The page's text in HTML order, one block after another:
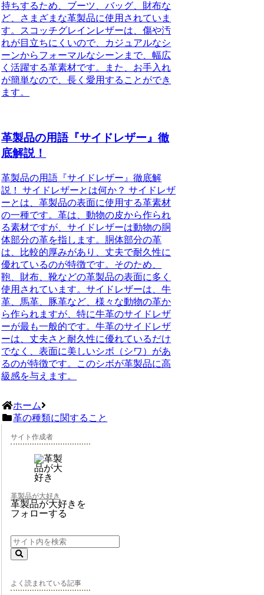
持ちするため、ブーツ、バッグ、財布な
ど、さまざまな革製品に使用されていま
す。スコッチグレインレザーは、傷や汚
れが目立ちにくいので、カジュアルなシ
ーンからフォーマルなシーンまで、幅広
く活躍する革素材です。また、お手入れ
が簡単なので、長く愛用することができ
ます。
革製品の用語『サイドレザー』徹
底解説！
革製品の用語『サイドレザー』徹底解
説！ サイドレザーとは何か？ サイドレザ
ーとは、革製品の表面に使用する革素材
の一種です。革は、動物の皮から作られ
る素材ですが、サイドレザーは動物の胴
体部分の革を指します。胴体部分の革
は、比較的厚みがあり、丈夫で耐久性に
優れているのが特徴です。そのため、
鞄、財布、靴などの革製品の表面に多く
使用されています。サイドレザーは、牛
革、馬革、豚革など、様々な動物の革か
ら作られますが、特に牛革のサイドレザ
ーが最も一般的です。牛革のサイドレザ
ーは、丈夫さと耐久性に優れているだけ
でなく、表面に美しいシボ（シワ）があ
るのが特徴です。このシボが革製品に高
級感を与えます。
ホーム
革の種類に関すること
サイト作成者
革製品が大好き
革製品が大好きを
フォローする
よく読まれている記事